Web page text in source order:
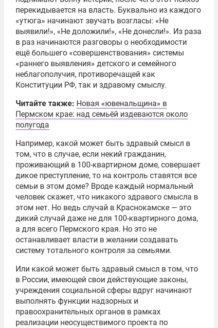
перекидывается на власть. Буквально из каждого
«утюга» начинают звучать возгласы: «Не
выявили!», «Не доложили!», «Не донесли!». Из раза
в раз начинаются разговоры о необходимости
ещё большего «совершенствования» системы
«раннего выявления» детского и семейного
неблагополучия, противоречащей как
Конституции РФ, так и здравому смыслу.
Читайте также: Новая «ювенальщина» в
Пермском крае: над семьёй издеваются около
полугода
Например, какой может быть здравый смысл в
том, что в случае, если некий гражданин,
проживающий в 100-квартирном доме, совершает
дикое преступление, то на контроль ставятся все
семьи в этом доме? Вроде каждый нормальный
человек скажет, что никакого здравого смысла в
этом нет. Но ведь случай в Краснокамске — это
дикий случай даже не для 100-квартирного дома,
а для всего Пермского края. Но это не
останавливает власти в желании создавать
систему тотального контроля за семьями.
Или какой может быть здравый смысл в том, что
в России, имеющей свои действующие законы,
учреждения социальной сферы вдруг начинают
выполнять функции надзорных и
правоохранительных органов в рамках
реализации неосуществимого проекта по